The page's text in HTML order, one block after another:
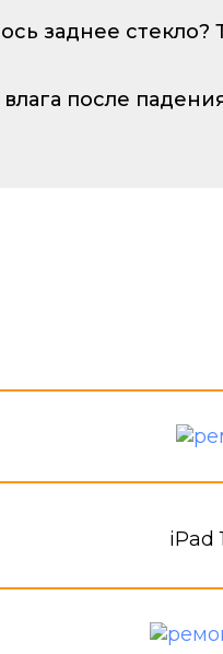
заднее
влага после
iPad